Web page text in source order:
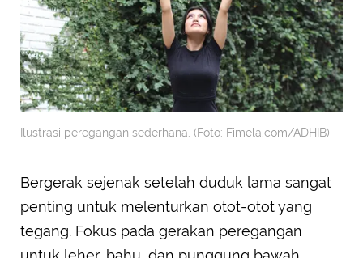
Ilustrasi peregangan sederhana. (Foto: Fimela.com/ADHIB)
Bergerak sejenak setelah duduk lama sangat
penting untuk melenturkan otot-otot yang
tegang. Fokus pada gerakan peregangan